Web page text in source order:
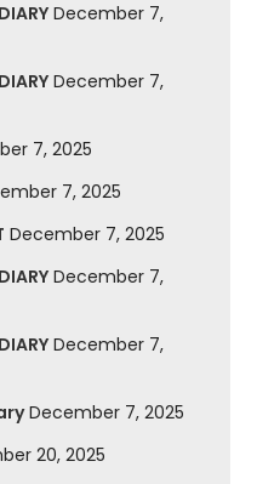
December 7,
December 7,
7, 2025
7, 2025
December 7, 2025
December 7,
December 7,
December 7, 2025
20, 2025